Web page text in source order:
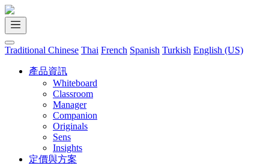
Traditional Chinese Thai French Spanish Turkish English (US)
產品資訊
Whiteboard
Classroom
Manager
Companion
Originals
Sens
Insights
定價與方案